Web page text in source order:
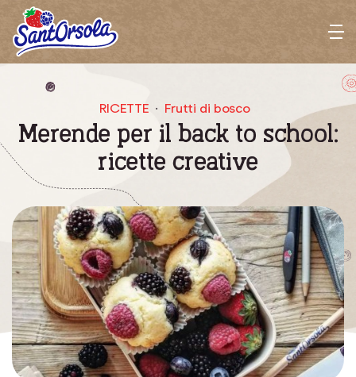
M
e
u
RICETTE Frutti di bosco
Merende per il back to school:
ricette creative